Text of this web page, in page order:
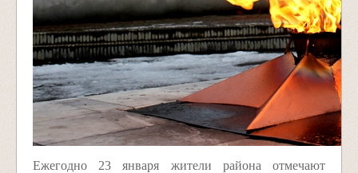
Ежегодно 23 января жители района отмечают